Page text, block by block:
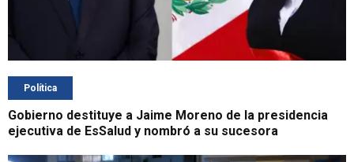
Política
Gobierno destituye a Jaime Moreno de la presidencia
ejecutiva de EsSalud y nombró a su sucesora